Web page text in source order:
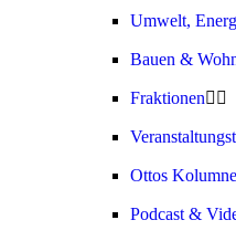
Umwelt,
Bauen &
Fraktionen
Ottos Kolumne
Podcast &